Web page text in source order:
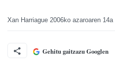
Xan Harriague 2006ko azaroaren 14a
Gehitu gaitzazu Googlen